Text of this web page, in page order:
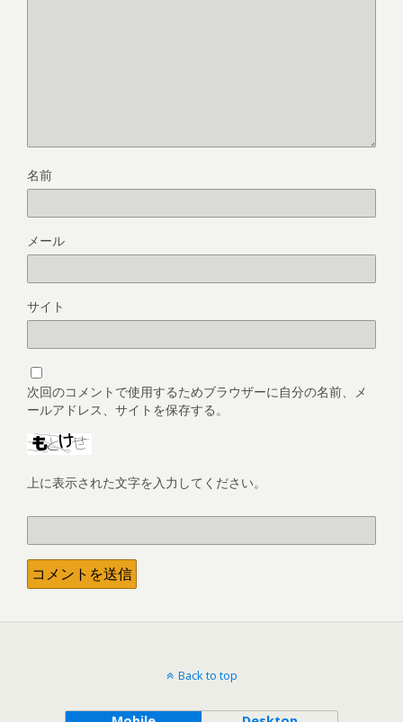
名前
メール
サイト
次回のコメントで使用するためブラウザーに自分の名前、メ
ールアドレス、サイトを保存する。
上に表示された文字を入力してください。
Back to top